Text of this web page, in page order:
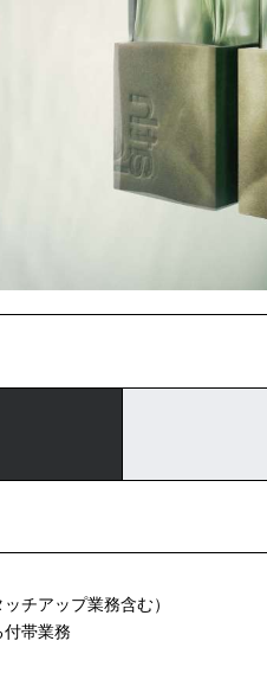
チアップ業務含む）
帯業務